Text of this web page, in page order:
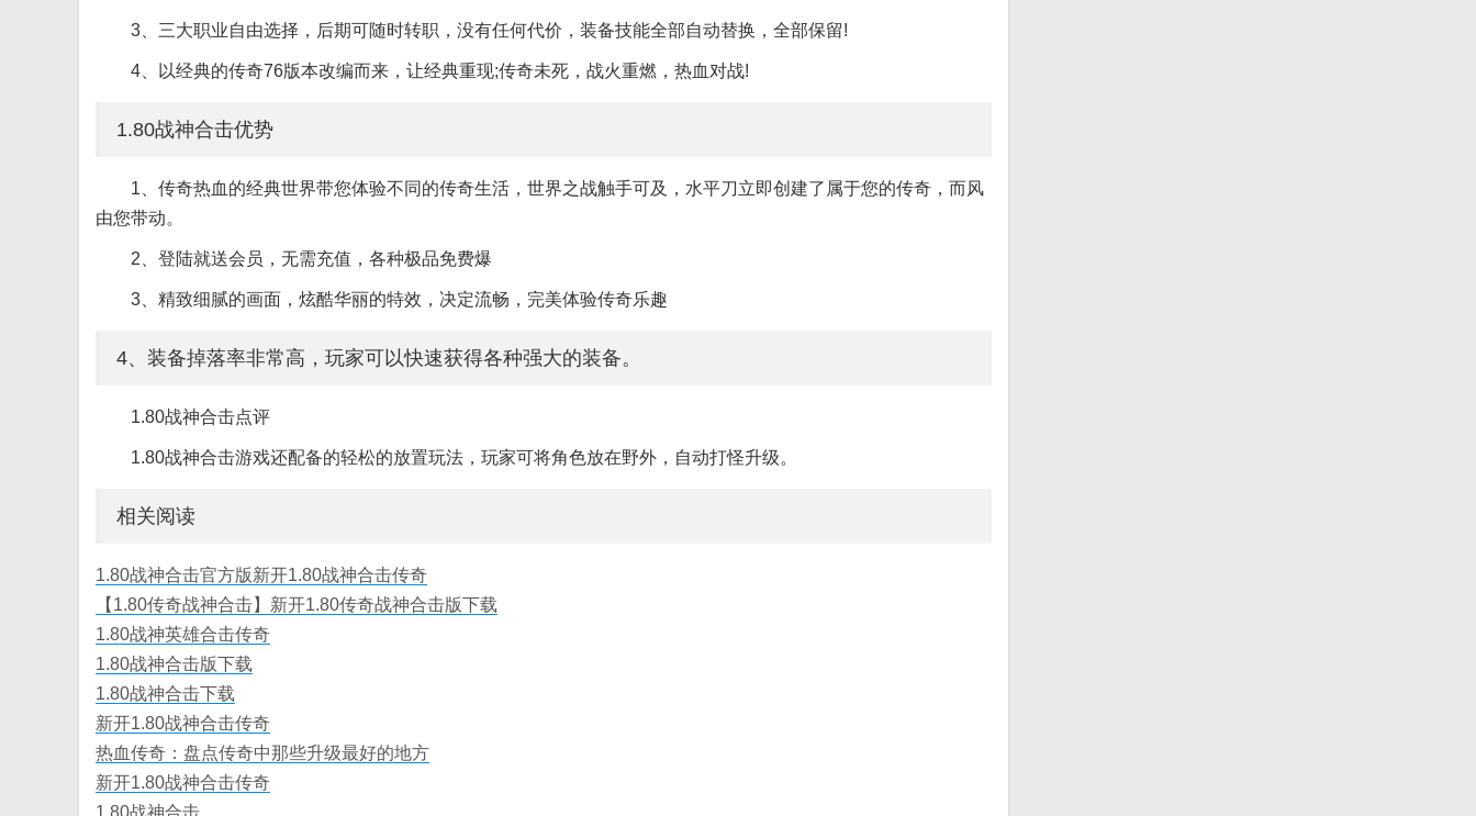
3、三大职业自由选择，后期可随时转职，没有任何代价，装备技能全部自动替换，全部保留!
4、以经典的传奇76版本改编而来，让经典重现;传奇未死，战火重燃，热血对战!
1.80战神合击优势
1、传奇热血的经典世界带您体验不同的传奇生活，世界之战触手可及，水平刀立即创建了属于您的传奇，而风
由您带动。
2、登陆就送会员，无需充值，各种极品免费爆
3、精致细腻的画面，炫酷华丽的特效，决定流畅，完美体验传奇乐趣
4、装备掉落率非常高，玩家可以快速获得各种强大的装备。
1.80战神合击点评
1.80战神合击游戏还配备的轻松的放置玩法，玩家可将角色放在野外，自动打怪升级。
相关阅读
1.80战神合击官方版新开1.80战神合击传奇
【1.80传奇战神合击】新开1.80传奇战神合击版下载
1.80战神英雄合击传奇
1.80战神合击版下载
1.80战神合击下载
新开1.80战神合击传奇
热血传奇：盘点传奇中那些升级最好的地方
新开1.80战神合击传奇
1.80战神合击